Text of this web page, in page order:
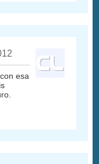
esa